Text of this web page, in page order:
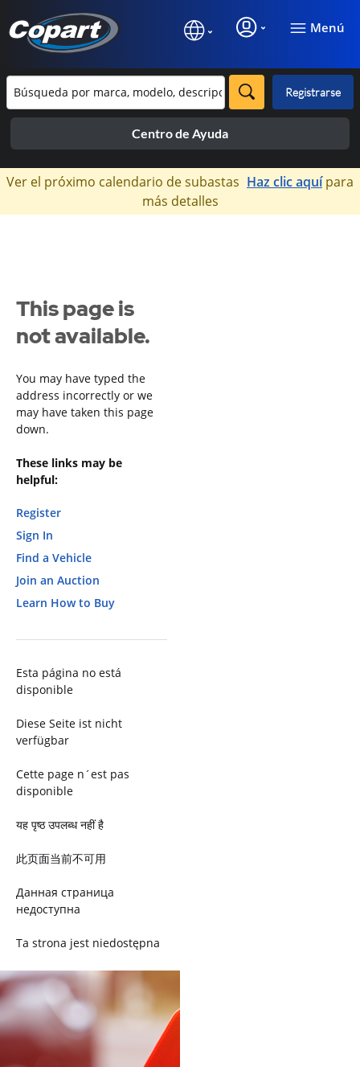
Menú
Registrarse
Centro de Ayuda
×
Ver el próximo calendario de subastas Haz clic aquípara
más detalles
This page is
not available.
You may have typed the
address incorrectly or we
may have taken this page
down.
These links may be
helpful:
Register
Sign In
Find a Vehicle
Join an Auction
Learn How to Buy
Esta página no está
disponible
Diese Seite ist nicht
verfügbar
Cette page n´est pas
disponible
यह पृष्ठ उपलब्ध नहीं है
此页面当前不可用
Данная страница
недоступна
Ta strona jest niedostępna
Trang này không có
Esta página não está
disponível
このページは現在利用できま